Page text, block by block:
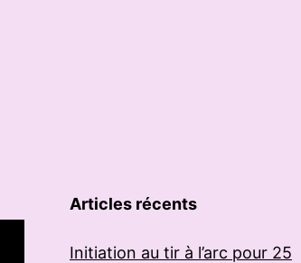
Articles récents
Initiation au tir à l’arc pour 25